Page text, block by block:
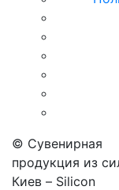
© Сувенирная
продукция из
Киев – Silicon